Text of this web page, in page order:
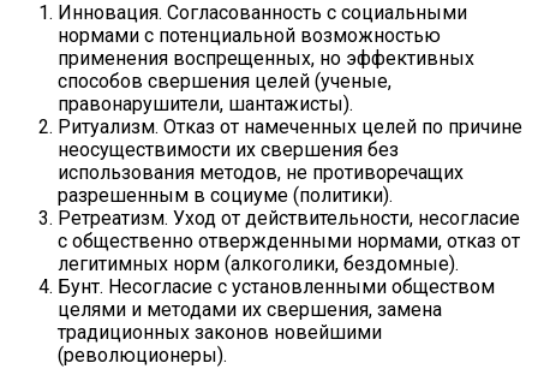
Инновация. Согласованность с социальными
нормами с потенциальной возможностью
применения воспрещенных, но эффективных
способов свершения целей (ученые,
правонарушители, шантажисты).
Ритуализм. Отказ от намеченных целей по причине
неосуществимости их свершения без
использования методов, не противоречащих
разрешенным в социуме (политики).
Ретреатизм. Уход от действительности, несогласие
с общественно отвержденными нормами, отказ от
легитимных норм (алкоголики, бездомные).
Бунт. Несогласие с установленными обществом
целями и методами их свершения, замена
традиционных законов новейшими
(революционеры).